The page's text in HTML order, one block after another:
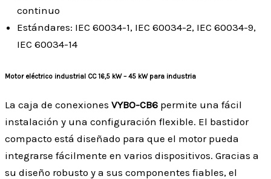
continuo
Estándares: IEC 60034-1, IEC 60034-2, IEC 60034-9,
IEC 60034-14
Motor eléctrico industrial CC 16,5 kW – 45 kW para industria
La caja de conexiones VYBO-CB6 permite una fácil
instalación y una configuración flexible. El bastidor
compacto está diseñado para que el motor pueda
integrarse fácilmente en varios dispositivos. Gracias a
su diseño robusto y a sus componentes fiables, el